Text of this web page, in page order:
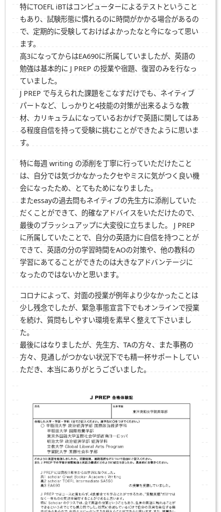
特にTOEFL iBTはコンピューターによるテストということ
もあり、試験形態に慣れるのに時間がかかる場合があるの
で、定期的に受験しておけばよかったなと今になって思い
ます。
高3になってからはEA690に所属していましたが、英語の
勉強は基本的に J PREP の授業や宿題、復習のみを行なっ
ていました。
J PREP で与えられた課題をこなすだけでも、ネイティブ
パートなど、しっかりと4技能の対策が出来るような教
材、カリキュラムになっているおかげで英語に関してはあ
る程度自信を持って受験に挑むことができたように思いま
す。
特に毎週 writing の添削を丁寧に行っていただけたこと
は、自分では気づかなかったクセやミスに気がつく良い機
会になったため、とてもためになりました。
またessayの過去問もネイティブの先生方に添削していた
だくことができて、的確なアドバイスをいただけたので、
最後のブラッシュアップに大変役に立ちました。 J PREP
に所属していたことで、自分の英語力に自信を持つことが
できて、英語の分の学習時間をAOの対策や、他の教科の
学習にあてることができたのは大きなアドバンテージに
なったのではないかと思います。
コロナによって、対面の授業が例年より少なかったことは
少し残念でしたが、緊急事態宣言下でもオンラインで授業
を続け、質問もしやすい環境を素早く整えて下さいまし
た。
最後にはなりましたが、先生方、TAの方々、また事務の
方々、見通しがつかない状況下でも精一杯サポートしてい
ただき、本当にありがとうございました。